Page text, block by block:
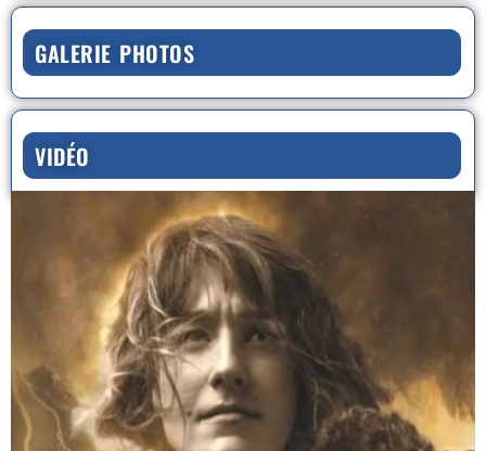
GALERIE PHOTOS
VIDÉO